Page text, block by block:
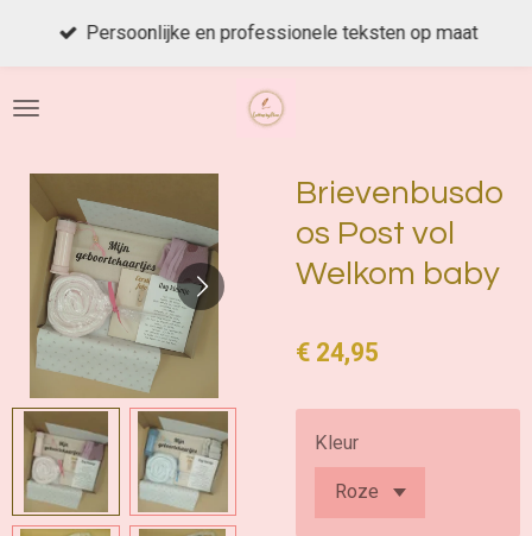
de
Persoonlijke en professionele teksten op maat
Brievenbusdo
os Post vol
Welkom baby
€ 24,95
Kleur